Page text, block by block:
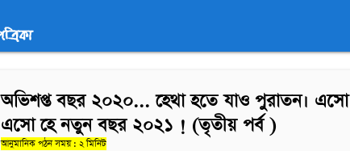
অভিশপ্ত বছর ২০২০... হেথা হতে যাও পুরাতন। এসো
এসো হে নতুন বছর ২০২১ ! (তৃতীয় পর্ব )
আনুমানিক পঠন সময় : ২ মিনিট